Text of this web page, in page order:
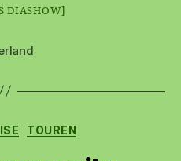
DIASHOW]
Kategorien
TOUREN